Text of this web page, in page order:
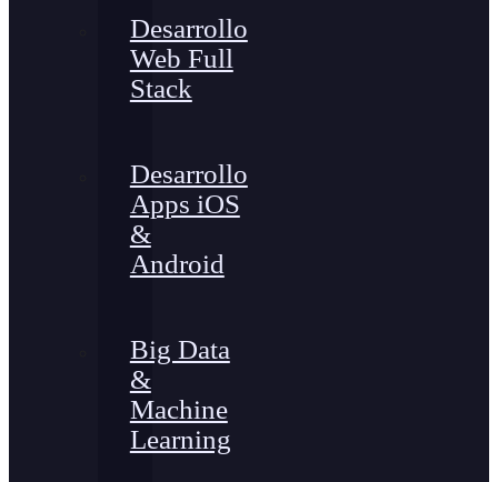
Desarrollo
Web Full
Stack
Desarrollo
Apps iOS
&
Android
Big Data
&
Machine
Learning